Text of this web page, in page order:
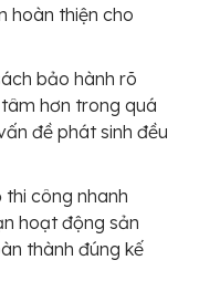
hoàn thiện cho
bảo hành rõ
hơn trong quá
đề phát sinh đều
thi công nhanh
hoạt động sản
thành đúng kế